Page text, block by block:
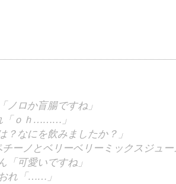
ノロか盲腸ですね」
「ｏｈ………」
？なにを飲みましたか？」
ーノとベリーベリーミックスジュー
「可愛いですね」
れ「……」